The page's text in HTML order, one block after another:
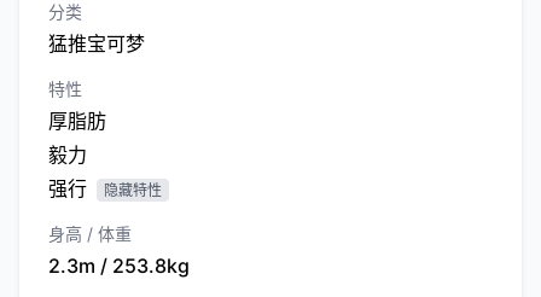
分类
猛推宝可梦
特性
厚脂肪
毅力
强行
隐藏特性
身高 / 体重
2.3m / 253.8kg